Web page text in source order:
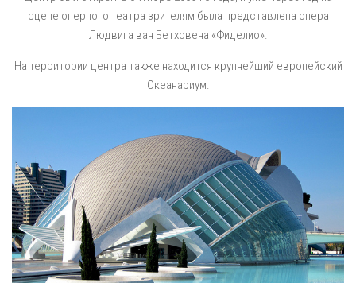
сцене оперного театра зрителям была представлена опера
Людвига ван Бетховена «Фиделио».
На территории центра также находится крупнейший европейский
Океанариум.